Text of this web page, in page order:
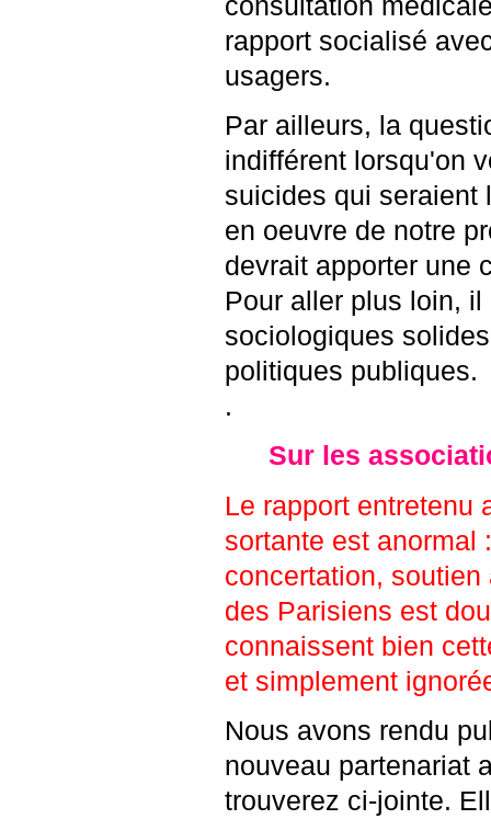
rapport socialisé
usagers.
Par ailleurs, la
indifférent lorsqu'on
suicides qui seraient
en oeuvre de notre
devrait apporter une
Pour aller plus loin,
sociologiques
politiques publiques.
.
Sur les
Le rapport entretenu
sortante est anormal
concertation,
des Parisiens est
connaissent bien
et simplement
Nous avons rendu
nouveau partenariat
trouverez ci-jointe.